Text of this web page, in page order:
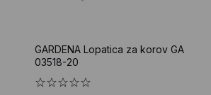
GARDENA Lopatica za korov GA
03518-20